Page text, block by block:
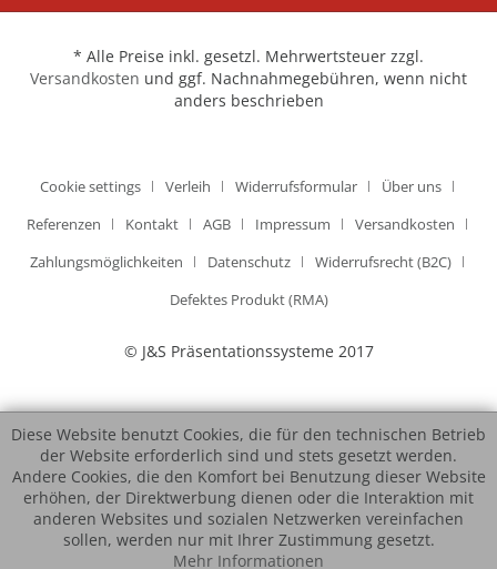
* Alle Preise inkl. gesetzl. Mehrwertsteuer zzgl.
Versandkosten und ggf. Nachnahmegebühren, wenn nicht
anders beschrieben
Cookie settings Verleih Widerrufsformular
Über uns
Referenzen
Kontakt AGB Impressum
Versandkosten
Zahlungsmöglichkeiten
Datenschutz
Widerrufsrecht (B2C)
Defektes Produkt (RMA)
© J&S Präsentationssysteme 2017
Diese Website benutzt Cookies, die für den technischen Betrieb
der Website erforderlich sind und stets gesetzt werden.
Andere Cookies, die den Komfort bei Benutzung dieser Website
erhöhen, der Direktwerbung dienen oder die Interaktion mit
anderen Websites und sozialen Netzwerken vereinfachen
sollen, werden nur mit Ihrer Zustimmung gesetzt.
Mehr Informationen